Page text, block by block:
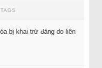
TAGS
bị khai trừ đảng do liên